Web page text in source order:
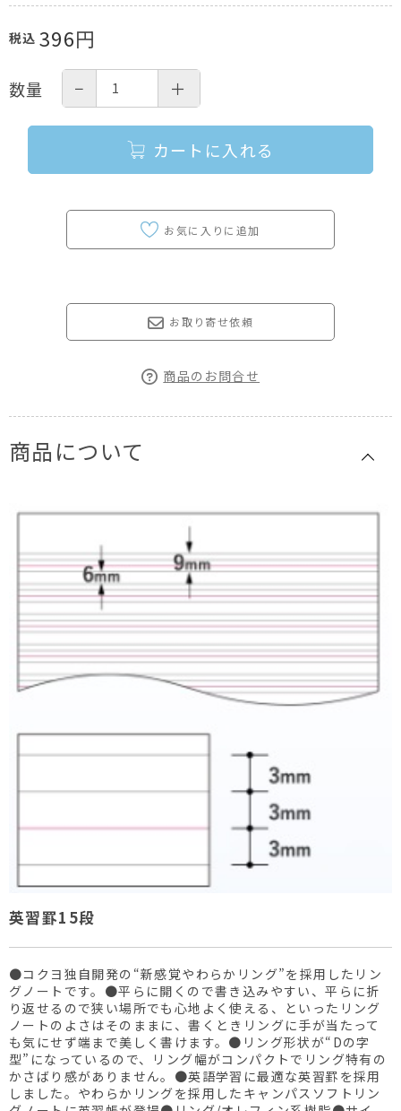
税込 396円
数量 − ＋
カートに入れる
お取り寄せ依頼
商品のお問合せ
商品について
英習罫15段
●コクヨ独自開発の“新感覚やわらかリング”を採用したリン
グノートです。●平らに開くので書き込みやすい、平らに折
り返せるので狭い場所でも心地よく使える、といったリング
ノートのよさはそのままに、書くときリングに手が当たって
も気にせず端まで美しく書けます。●リング形状が“Dの字
型”になっているので、リング幅がコンパクトでリング特有の
かさばり感がありません。●英語学習に最適な英習罫を採用
しました。やわらかリングを採用したキャンパスソフトリン